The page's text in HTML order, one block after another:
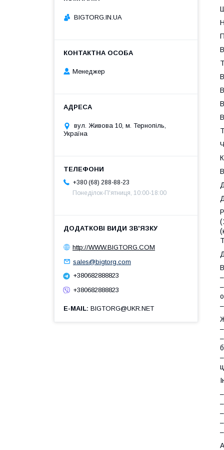
–
BIGTORG.IN.UA
Менеджер
вул. Живова 10, м. Тернопіль,
Україна
+380 (68) 288-88-23
Понеділок-П'ятниця, 10:00-18:00
http://WWW.BIGTORG.COM
sales@bigtorg.com
+380682888823
+380682888823
E-MAIL BIGTORG@UKR.NET